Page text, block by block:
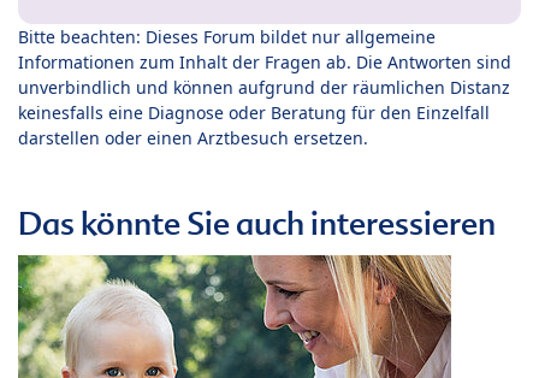
Bitte beachten: Dieses Forum bildet nur allgemeine
Informationen zum Inhalt der Fragen ab. Die Antworten sind
unverbindlich und können aufgrund der räumlichen Distanz
keinesfalls eine Diagnose oder Beratung für den Einzelfall
darstellen oder einen Arztbesuch ersetzen.
Das könnte Sie auch interessieren